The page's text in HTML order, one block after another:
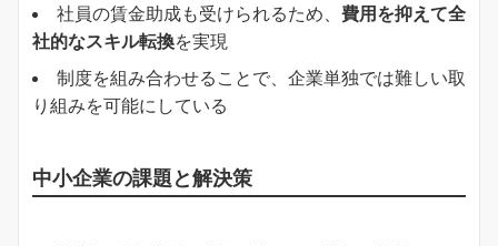
社員の賃金助成も受けられるため、 費用を抑えて全
社的なスキル転換を実現
制度を組み合わせることで、企業単独では難しい取
り組みを可能にしている
中小企業の課題と解決策